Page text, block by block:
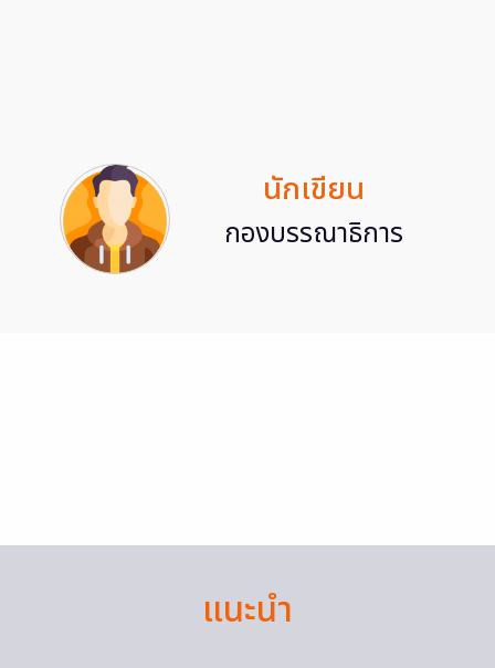
นักเขียน
กองบรรณาธิการ
แนะนำ